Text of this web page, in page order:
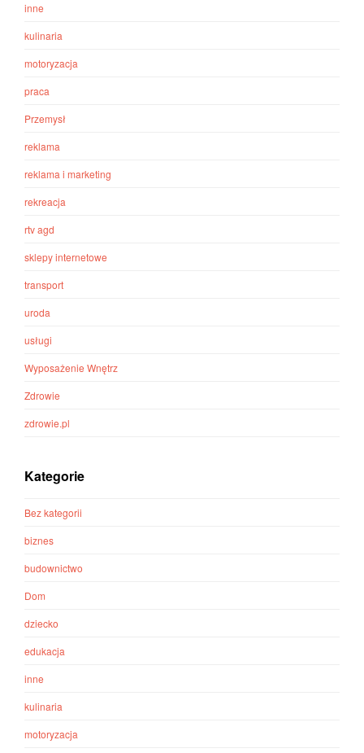
inne
kulinaria
motoryzacja
praca
Przemysł
reklama
reklama i marketing
rekreacja
rtv agd
sklepy internetowe
transport
uroda
usługi
Wyposażenie Wnętrz
Zdrowie
zdrowie.pl
Kategorie
Bez kategorii
biznes
budownictwo
Dom
dziecko
edukacja
inne
kulinaria
motoryzacja